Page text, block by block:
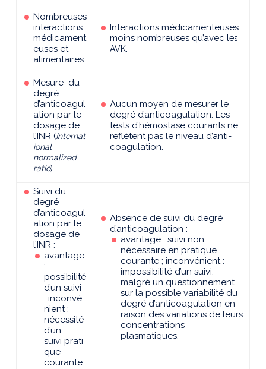
Nombreuses
interactions
médicament
euses et
alimentaires.
Interactions médicamenteuses
moins nombreuses qu’avec les
AVK.
Mesure du
degré
d’anticoagul
ation par le
dosage de
l’INR (Internat
ional
normalized
ratio)
Aucun moyen de mesurer le
degré d’anticoagulation. Les
tests d’hémostase courants ne
reflètent pas le niveau d’anti-
coagulation.
Suivi du
degré
d’anticoagul
ation par le
dosage de
l’INR :
avantage
:
possibilité
d’un suivi
; inconvé
nient :
nécessité
d’un
suivi prati
que
courante.
Absence de suivi du degré
d’anticoagulation :
avantage : suivi non
nécessaire en pratique
courante ; inconvénient :
impossibilité d’un suivi,
malgré un questionnement
sur la possible variabilité du
degré d’anticoagulation en
raison des variations de leurs
concentrations
plasmatiques.